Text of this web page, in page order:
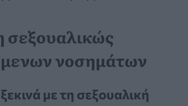
νοσημάτων
ξεκινά με τη σεξουαλική